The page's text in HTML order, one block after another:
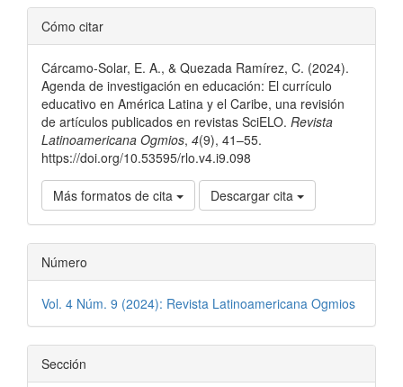
Detalles
del
artículo
Cómo citar
Cárcamo-Solar, E. A., & Quezada Ramírez, C. (2024).
Agenda de investigación en educación: El currículo
educativo en América Latina y el Caribe, una revisión
de artículos publicados en revistas SciELO. Revista
Latinoamericana Ogmios, 4(9), 41–55.
https://doi.org/10.53595/rlo.v4.i9.098
Más formatos de cita Descargar cita
Número
Vol. 4 Núm. 9 (2024): Revista Latinoamericana Ogmios
Sección